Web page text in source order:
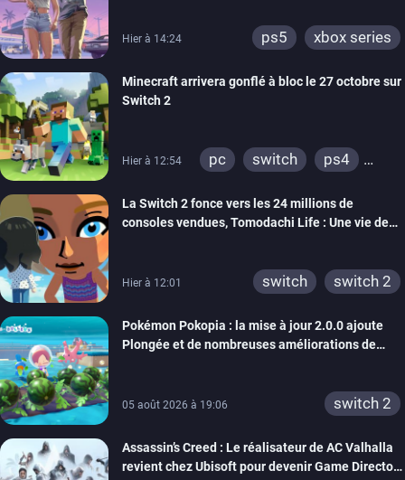
Hier à 14:24 ps5 xbox series
Minecraft arrivera gonflé à bloc le 27 octobre sur
Switch 2
Hier à 12:54 pc switch
ps4
wiiu
3ds
ps3
xbox 360
switch 2
La Switch 2 fonce vers les 24 millions de
consoles vendues, Tomodachi Life : Une vie de
Hier à 12:01 switch switch 2
Pokémon Pokopia : la mise à jour 2.0.0 ajoute
Plongée et de nombreuses améliorations de
05 août 2026 à 19:06 switch 2
Assassin’s Creed : Le réalisateur de AC Valhalla
revient chez Ubisoft pour devenir Game Director